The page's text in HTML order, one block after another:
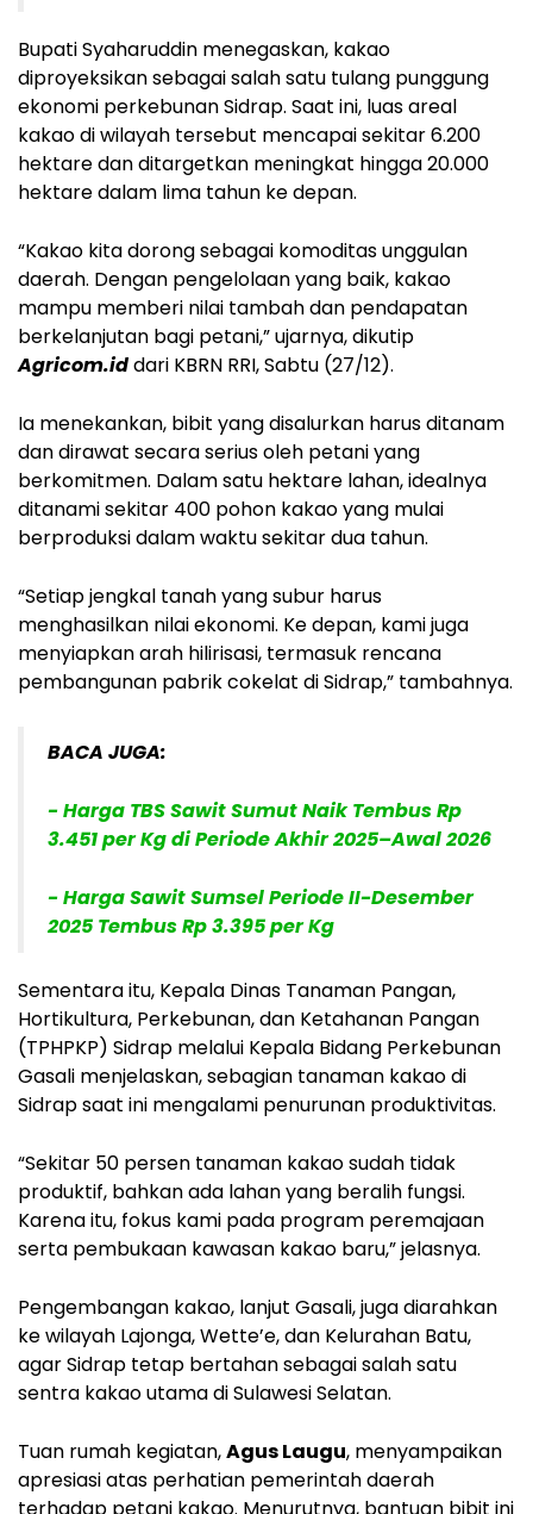
Bupati Syaharuddin menegaskan, kakao
diproyeksikan sebagai salah satu tulang punggung
ekonomi perkebunan Sidrap. Saat ini, luas areal
kakao di wilayah tersebut mencapai sekitar 6.200
hektare dan ditargetkan meningkat hingga 20.000
hektare dalam lima tahun ke depan.
“Kakao kita dorong sebagai komoditas unggulan
daerah. Dengan pengelolaan yang baik, kakao
mampu memberi nilai tambah dan pendapatan
berkelanjutan bagi petani,” ujarnya, dikutip
Agricom.iddari KBRN RRI, Sabtu (27/12).
Ia menekankan, bibit yang disalurkan harus ditanam
dan dirawat secara serius oleh petani yang
berkomitmen. Dalam satu hektare lahan, idealnya
ditanami sekitar 400 pohon kakao yang mulai
berproduksi dalam waktu sekitar dua tahun.
“Setiap jengkal tanah yang subur harus
menghasilkan nilai ekonomi. Ke depan, kami juga
menyiapkan arah hilirisasi, termasuk rencana
pembangunan pabrik cokelat di Sidrap,” tambahnya.
BACA JUGA:
- Harga TBS Sawit Sumut Naik Tembus Rp
3.451 per Kg di Periode Akhir 2025–Awal 2026
- Harga Sawit Sumsel Periode II-Desember
2025 Tembus Rp 3.395 per Kg
Sementara itu, Kepala Dinas Tanaman Pangan,
Hortikultura, Perkebunan, dan Ketahanan Pangan
(TPHPKP) Sidrap melalui Kepala Bidang Perkebunan
Gasali menjelaskan, sebagian tanaman kakao di
Sidrap saat ini mengalami penurunan produktivitas.
“Sekitar 50 persen tanaman kakao sudah tidak
produktif, bahkan ada lahan yang beralih fungsi.
Karena itu, fokus kami pada program peremajaan
serta pembukaan kawasan kakao baru,” jelasnya.
Pengembangan kakao, lanjut Gasali, juga diarahkan
ke wilayah Lajonga, Wette’e, dan Kelurahan Batu,
agar Sidrap tetap bertahan sebagai salah satu
sentra kakao utama di Sulawesi Selatan.
Tuan rumah kegiatan,Agus Laugu, menyampaikan
apresiasi atas perhatian pemerintah daerah
terhadap petani kakao. Menurutnya, bantuan bibit ini